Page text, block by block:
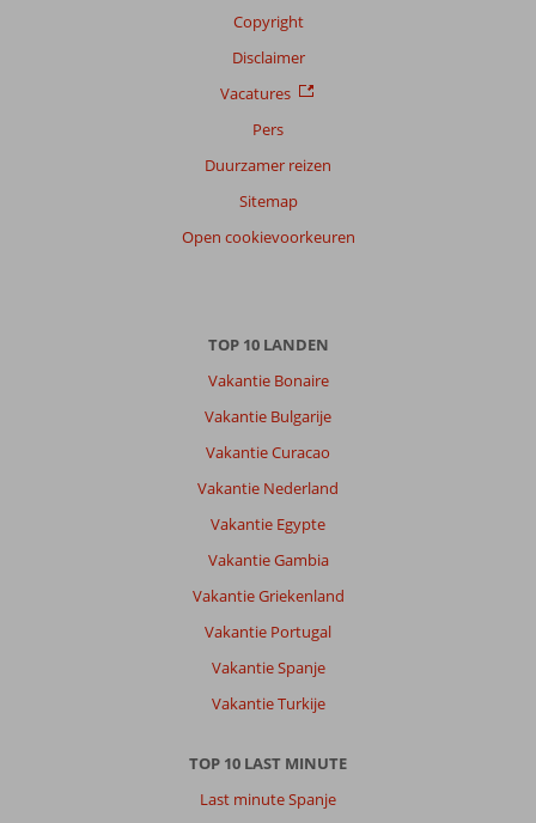
Copyright
Disclaimer
Vacatures
Pers
Duurzamer reizen
Sitemap
Open cookievoorkeuren
TOP 10 LANDEN
Vakantie Bonaire
Vakantie Bulgarije
Vakantie Curacao
Vakantie Nederland
Vakantie Egypte
Vakantie Gambia
Vakantie Griekenland
Vakantie Portugal
Vakantie Spanje
Vakantie Turkije
TOP 10 LAST MINUTE
Last minute Spanje